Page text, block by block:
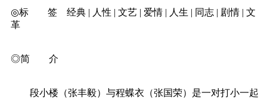
◎标 签 经典 | 人性 | 文艺 | 爱情 | 人生 | 同志 | 剧情 | 文
革
◎简 介
段小楼（张丰毅）与程蝶衣（张国荣）是一对打小一起